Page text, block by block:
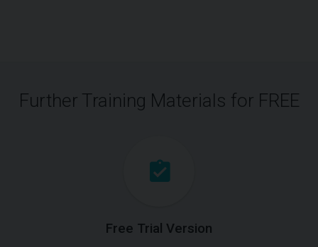
Further Training Materials for FREE
Free Trial Version